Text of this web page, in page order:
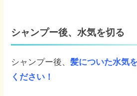
シャンプー後、水気を切る
シャンプー後、髪についた水気
ください！